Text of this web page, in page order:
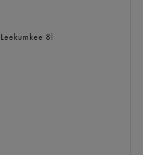
Leekumkee 8l